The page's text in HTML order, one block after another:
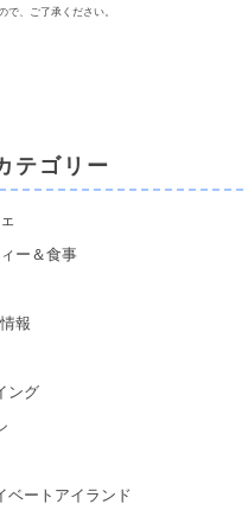
で、ご了承ください。
テゴリー
ー＆食事
報
ング
ベートアイランド